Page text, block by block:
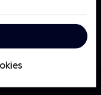
i stand. På
boligdrømmene
er gået i stå med